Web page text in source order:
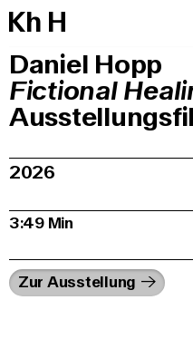
Kh H
Daniel Hopp
Fictional
2026
3:49 Min
Zur Ausstellung